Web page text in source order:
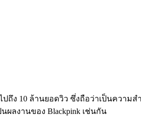
ถึง 10 ล้านยอดวิว ซึ่งถือว่าเป็นความส
ผลงานของ Blackpink เช่นกัน